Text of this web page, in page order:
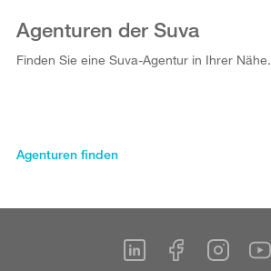
Agenturen der Suva
Finden Sie eine Suva-Agentur in Ihrer Nähe.
Agenturen finden